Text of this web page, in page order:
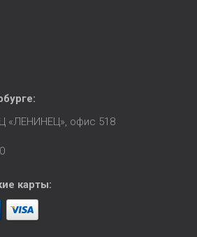
:
«ЛЕНИНЕЦ», офис 518
карты: